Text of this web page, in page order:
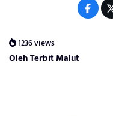
1236 views
Oleh Terbit Malut